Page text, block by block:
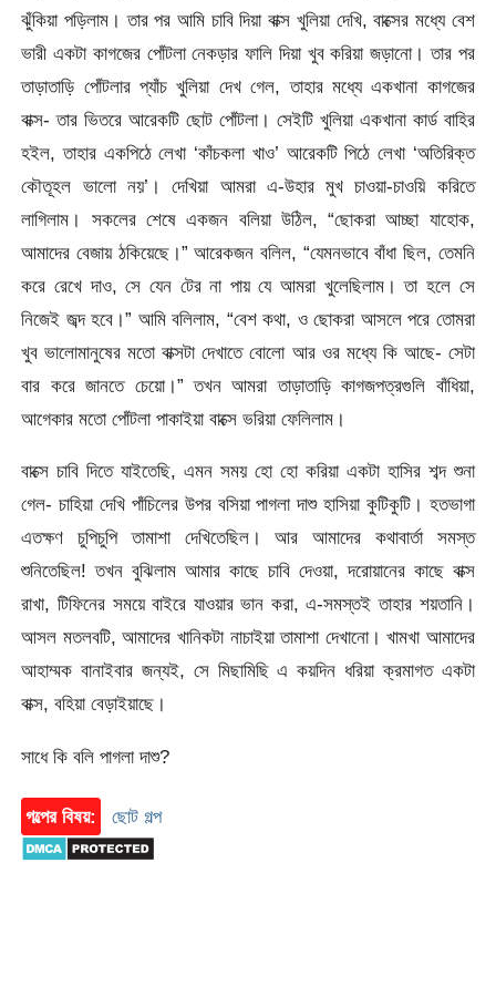
ঝুঁকিয়া পড়িলাম। তার পর আমি চাবি দিয়া বাক্স খুলিয়া দেখি, বাক্সের মধ্যে বেশ
ভারী একটা কাগজের পোঁটলা নেকড়ার ফালি দিয়া খুব করিয়া জড়ানো। তার পর
তাড়াতাড়ি পোঁটলার প্যাঁচ খুলিয়া দেখ গেল, তাহার মধ্যে একখানা কাগজের
বাক্স- তার ভিতরে আরেকটি ছোট পোঁটলা। সেইটি খুলিয়া একখানা কার্ড বাহির
হইল, তাহার একপিঠে লেখা ‘কাঁচকলা খাও’ আরেকটি পিঠে লেখা ‘অতিরিক্ত
কৌতূহল ভালো নয়’। দেখিয়া আমরা এ-উহার মুখ চাওয়া-চাওয়ি করিতে
লাগিলাম। সকলের শেষে একজন বলিয়া উঠিল, “ছোকরা আচ্ছা যাহোক,
আমাদের বেজায় ঠকিয়েছে।” আরেকজন বলিল, “যেমনভাবে বাঁধা ছিল, তেমনি
করে রেখে দাও, সে যেন টের না পায় যে আমরা খুলেছিলাম। তা হলে সে
নিজেই জব্দ হবে।” আমি বলিলাম, “বেশ কথা, ও ছোকরা আসলে পরে তোমরা
খুব ভালোমানুষের মতো বাক্সটা দেখাতে বোলো আর ওর মধ্যে কি আছে- সেটা
বার করে জানতে চেয়ো।” তখন আমরা তাড়াতাড়ি কাগজপত্রগুলি বাঁধিয়া,
আগেকার মতো পোঁটলা পাকাইয়া বাক্সে ভরিয়া ফেলিলাম।
বাক্সে চাবি দিতে যাইতেছি, এমন সময় হো হো করিয়া একটা হাসির শব্দ শুনা
গেল- চাহিয়া দেখি পাঁচিলের উপর বসিয়া পাগলা দাশু হাসিয়া কুটিকুটি। হতভাগা
এতক্ষণ চুপিচুপি তামাশা দেখিতেছিল। আর আমাদের কথাবার্তা সমস্ত
শুনিতেছিল! তখন বুঝিলাম আমার কাছে চাবি দেওয়া, দরোয়ানের কাছে বাক্স
রাখা, টিফিনের সময়ে বাইরে যাওয়ার ভান করা, এ-সমস্তই তাহার শয়তানি।
আসল মতলবটি, আমাদের খানিকটা নাচাইয়া তামাশা দেখানো। খামখা আমাদের
আহাম্মক বানাইবার জন্যই, সে মিছামিছি এ কয়দিন ধরিয়া ক্রমাগত একটা
বাক্স, বহিয়া বেড়াইয়াছে।
সাধে কি বলি পাগলা দাশু?
গল্পের বিষয়: ছোট গল্প